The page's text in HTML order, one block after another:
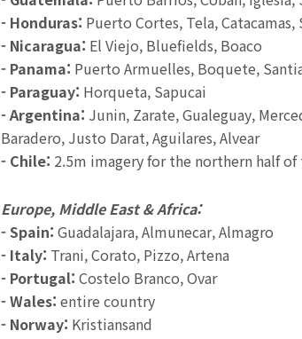
- Honduras: Puerto Cortes, Tela, Catacamas,
- Nicaragua: El Viejo, Bluefields, Boaco
- Panama: Puerto Armuelles, Boquete,
- Paraguay: Horqueta, Sapucai
- Argentina: Junin, Zarate, Gualeguay,
Baradero, Justo Darat, Aguilares, Alvear
- Chile: 2.5m imagery for the northern half
Europe, Middle East & Africa:
- Spain: Guadalajara, Almunecar, Almagro
- Italy: Trani, Corato, Pizzo, Artena
- Portugal: Costelo Branco, Ovar
- Wales: entire country
- Norway: Kristiansand